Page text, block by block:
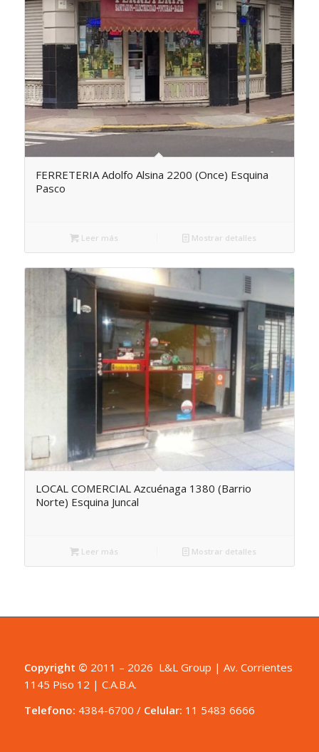
FERRETERIA Adolfo Alsina 2200 (Once) Esquina
Pasco
Leer más Mostrar detalles
LOCAL COMERCIAL Azcuénaga 1380 (Barrio
Norte) Esquina Juncal
Leer más Mostrar detalles
Copyright © 2011 – 2026 L&L Group | Av. Corrientes
1145 Piso 12 | C.A.B.A.
Telefono: 4384-6700 / Celular: 11 5483 6666